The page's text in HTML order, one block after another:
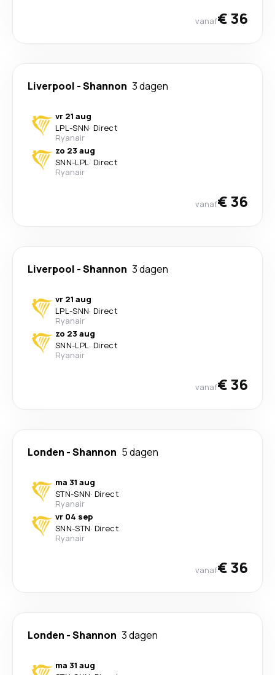
vanaf€ 36
Liverpool -Shannon 3 dagen
vr 21 aug
LPL-SNN· Direct
Ryanair
zo 23 aug
SNN-LPL· Direct
Ryanair
vanaf€ 36
Liverpool -Shannon 3 dagen
vr 21 aug
LPL-SNN· Direct
Ryanair
zo 23 aug
SNN-LPL· Direct
Ryanair
vanaf€ 36
Londen -Shannon 5 dagen
ma 31 aug
STN-SNN· Direct
Ryanair
vr 04 sep
SNN-STN· Direct
Ryanair
vanaf€ 36
Londen -Shannon 3 dagen
ma 31 aug